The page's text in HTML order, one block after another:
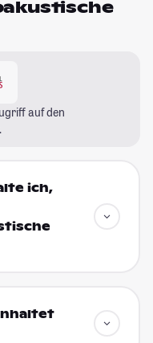
auf den
ich,